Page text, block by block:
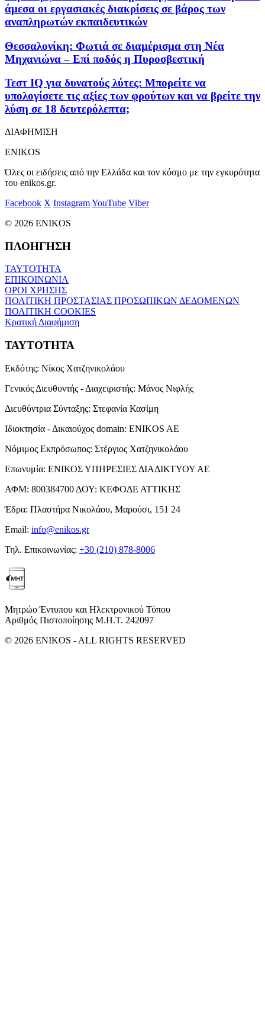
άμεσα οι εργασιακές διακρίσεις σε βάρος των
αναπληρωτών εκπαιδευτικών
Θεσσαλονίκη: Φωτιά σε διαμέρισμα στη Νέα
Μηχανιώνα – Επί ποδός η Πυροσβεστική
Τεστ IQ για δυνατούς λύτες: Mπορείτε να
υπολογίσετε τις αξίες των φρούτων και να βρείτε την
λύση σε 18 δευτερόλεπτα;
ΔΙΑΦΗΜΙΣΗ
ENIKOS
Όλες οι ειδήσεις από την Ελλάδα και τον κόσμο με την εγκυρότητα
του enikos.gr.
Facebook X InstagramYouTube Viber
© 2026 ENIKOS
ΠΛΟΗΓΗΣΗ
ΤΑΥΤΟΤΗΤΑ
ΕΠΙΚΟΙΝΩΝΙΑ
ΟΡΟΙ ΧΡΗΣΗΣ
ΠΟΛΙΤΙΚΗ ΠΡΟΣΤΑΣΙΑΣ ΠΡΟΣΩΠΙΚΩΝ ΔΕΔΟΜΕΝΩΝ
ΠΟΛΙΤΙΚΗ COOKIES
Κρατική Διαφήμιση
ΤΑΥΤΟΤΗΤΑ
Εκδότης: Νίκος Χατζηνικολάου
Γενικός Διευθυντής - Διαχειριστής: Μάνος Νιφλής
Διευθύντρια Σύνταξης: Στεφανία Κασίμη
Ιδιοκτησία - Δικαιούχος domain: ENIKOS AE
Νόμιμος Εκπρόσωπος: Στέργιος Χατζηνικολάου
Επωνυμία: ΕΝΙΚΟΣ ΥΠΗΡΕΣΙΕΣ ΔΙΑΔΙΚΤΥΟΥ ΑΕ
ΑΦΜ: 800384700 ΔΟΥ: ΚΕΦΟΔΕ ΑΤΤΙΚΗΣ
Έδρα: Πλαστήρα Νικολάου, Μαρούσι, 151 24
Email: info@enikos.gr
Τηλ. Επικοινωνίας: +30 (210) 878-8006
Μητρώο Έντυπου και Ηλεκτρονικού Τύπου
Αριθμός Πιστοποίησης Μ.Η.Τ. 242097
© 2026 ENIKOS - ALL RIGHTS RESERVED